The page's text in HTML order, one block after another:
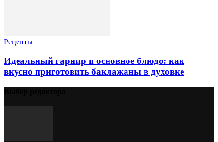
Рецепты
Идеальный гарнир и основное блюдо: как
вкусно приготовить баклажаны в духовке